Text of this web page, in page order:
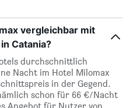
vergleichbar mit
Catania?
durchschnittlich
Nacht im Hotel Milomax
in der Gegend.
schon für 66 €/Nacht